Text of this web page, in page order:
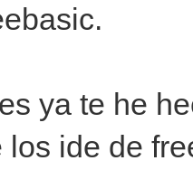
ya te he
los ide de